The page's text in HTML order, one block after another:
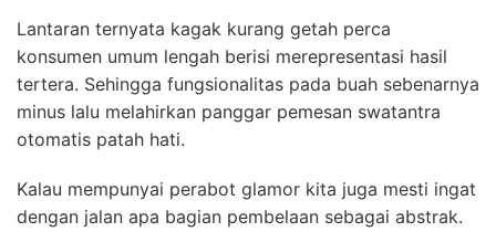
Lantaran ternyata kagak kurang getah perca
konsumen umum lengah berisi merepresentasi hasil
tertera. Sehingga fungsionalitas pada buah sebenarnya
minus lalu melahirkan panggar pemesan swatantra
otomatis patah hati.
Kalau mempunyai perabot glamor kita juga mesti ingat
dengan jalan apa bagian pembelaan sebagai abstrak.